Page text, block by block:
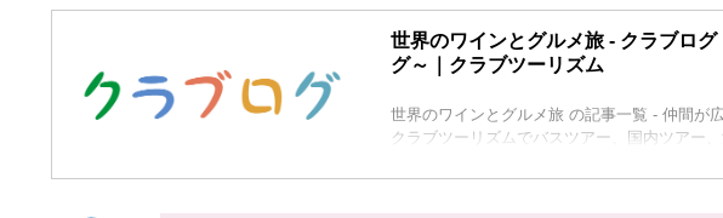
世界のワインとグルメ旅 - クラブログ
グ～｜クラブツーリズム
世界のワインとグルメ旅 の記事一覧 - 仲間が
クラブツーリズムでバスツアー、国内ツアー
ましょう。北海道、東北、関東、中部・北陸
ヨーロッパ、アジア、オセアニア、アメリカ